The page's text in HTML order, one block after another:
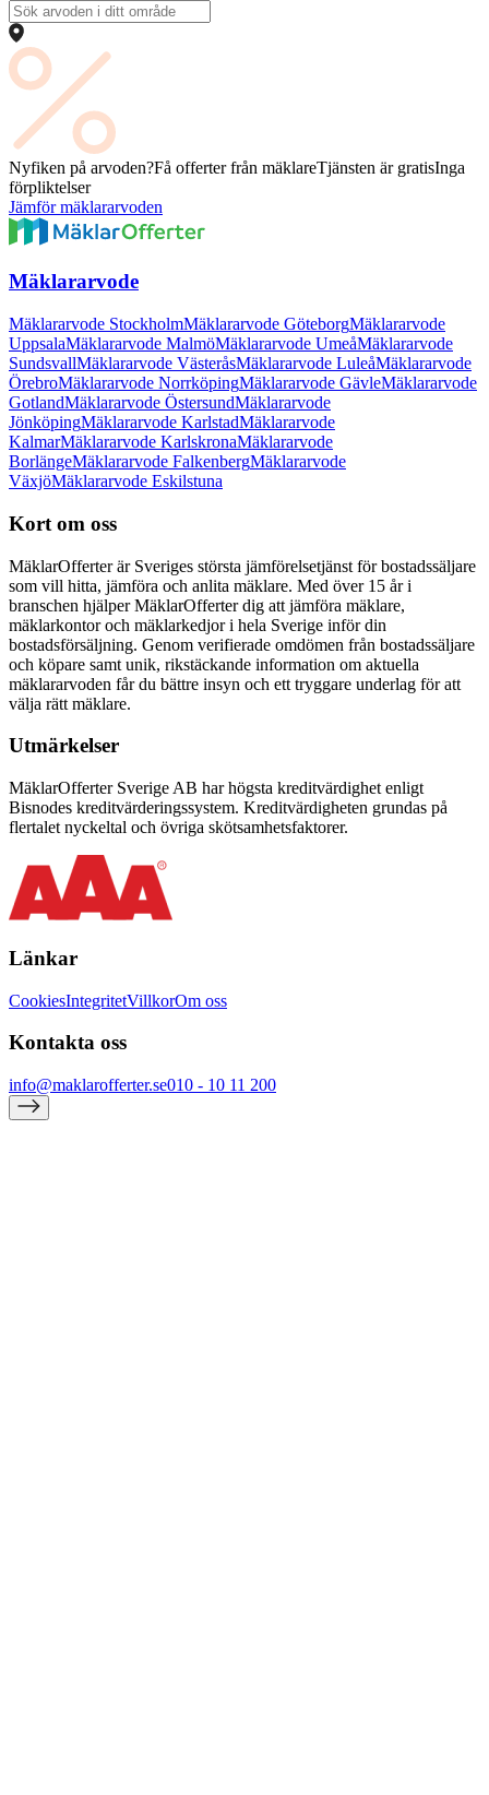
Nyfiken på arvoden?Få offerter från mäklareTjänsten är gratisInga
förpliktelser
Jämför mäklararvoden
Mäklararvode
Mäklararvode StockholmMäklararvode GöteborgMäklararvode
UppsalaMäklararvode MalmöMäklararvode UmeåMäklararvode
SundsvallMäklararvode VästeråsMäklararvode LuleåMäklararvode
ÖrebroMäklararvode NorrköpingMäklararvode GävleMäklararvode
GotlandMäklararvode ÖstersundMäklararvode
JönköpingMäklararvode KarlstadMäklararvode
KalmarMäklararvode KarlskronaMäklararvode
BorlängeMäklararvode FalkenbergMäklararvode
VäxjöMäklararvode Eskilstuna
Kort om oss
MäklarOfferter är Sveriges största jämförelsetjänst för bostadssäljare
som vill hitta, jämföra och anlita mäklare. Med över 15 år i
branschen hjälper MäklarOfferter dig att jämföra mäklare,
mäklarkontor och mäklarkedjor i hela Sverige inför din
bostadsförsäljning. Genom verifierade omdömen från bostadssäljare
och köpare samt unik, rikstäckande information om aktuella
mäklararvoden får du bättre insyn och ett tryggare underlag för att
välja rätt mäklare.
Utmärkelser
MäklarOfferter Sverige AB har högsta kreditvärdighet enligt
Bisnodes kreditvärderingssystem. Kreditvärdigheten grundas på
flertalet nyckeltal och övriga skötsamhetsfaktorer.
Länkar
CookiesIntegritetVillkorOm oss
Kontakta oss
info@maklarofferter.se010 - 10 11 200